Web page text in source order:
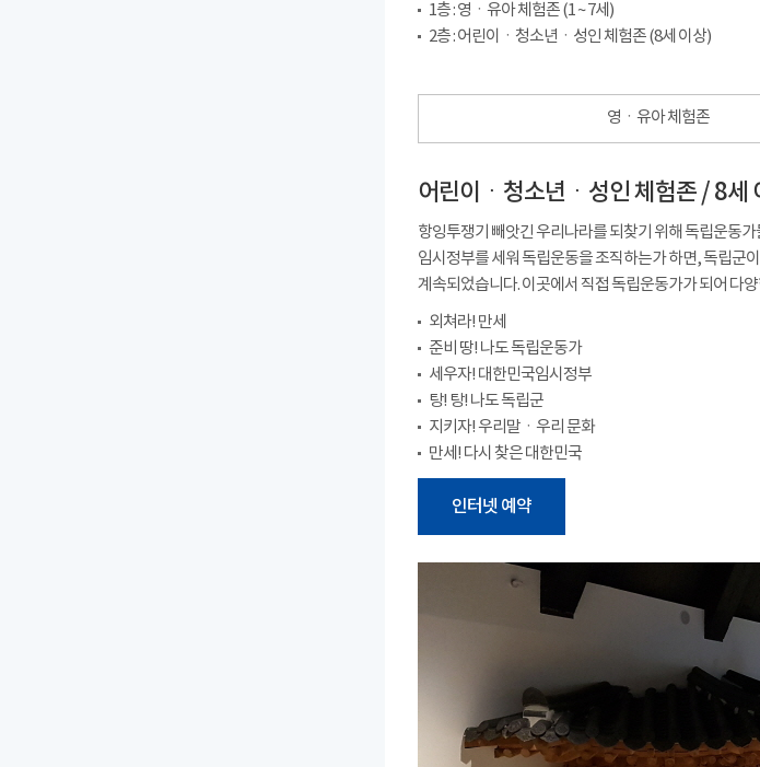
1층 : 영ㆍ유아 체험존 (1 ~ 7세)
2층 : 어린이ㆍ청소년ㆍ성인 체험존 (8세 이상)
영ㆍ유아 체험존
어린이ㆍ청소년ㆍ성인 체험존 / 8세
항잉투쟁기 빼앗긴 우리나라를 되찾기 위해 독립운동
임시정부를 세워 독립운동을 조직하는가 하면, 독립군
계속되었습니다. 이곳에서 직접 독립운동가가 되어 다
외쳐라! 만세
준비 땅! 나도 독립운동가
세우자! 대한민국임시정부
탕! 탕! 나도 독립군
지키자! 우리말ㆍ우리 문화
만세! 다시 찾은 대한민국
인터넷 예약